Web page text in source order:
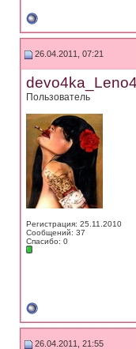
26.04.2011, 07:21
Пользователь
Регистрация: 25.11.2010
Сообщений: 37
Спасибо: 0
26.04.2011, 21:55